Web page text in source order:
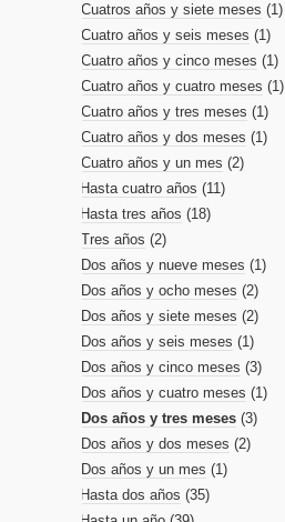
Cuatros años y siete meses (1)
Cuatro años y seis meses (1)
Cuatro años y cinco meses (1)
Cuatro años y cuatro meses (1)
Cuatro años y tres meses (1)
Cuatro años y dos meses (1)
Cuatro años y un mes (2)
Hasta cuatro años (11)
Hasta tres años (18)
Tres años (2)
Dos años y nueve meses (1)
Dos años y ocho meses (2)
Dos años y siete meses (2)
Dos años y seis meses (1)
Dos años y cinco meses (3)
Dos años y cuatro meses (1)
Dos años y tres meses(3)
Dos años y dos meses (2)
Dos años y un mes (1)
Hasta dos años (35)